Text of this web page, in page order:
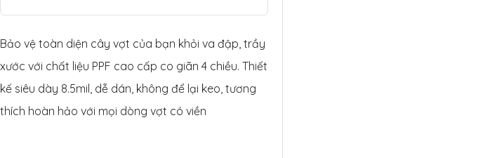
Bảo vệ toàn diện cây vợt của bạn khỏi va đập, trầy
xước với chất liệu PPF cao cấp co giãn 4 chiều. Thiết
kế siêu dày 8.5mil, dễ dán, không để lại keo, tương
thích hoàn hảo với mọi dòng vợt có viền